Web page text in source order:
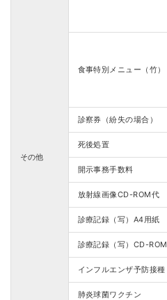
その他
食事特別メニュー（竹）
診察券（紛失の場合）
死後処置
開示事務手数料
放射線画像CD-ROM代
診療記録（写）A4用紙
診療記録（写）CD-ROM
インフルエンザ予防接種
肺炎球菌ワクチン